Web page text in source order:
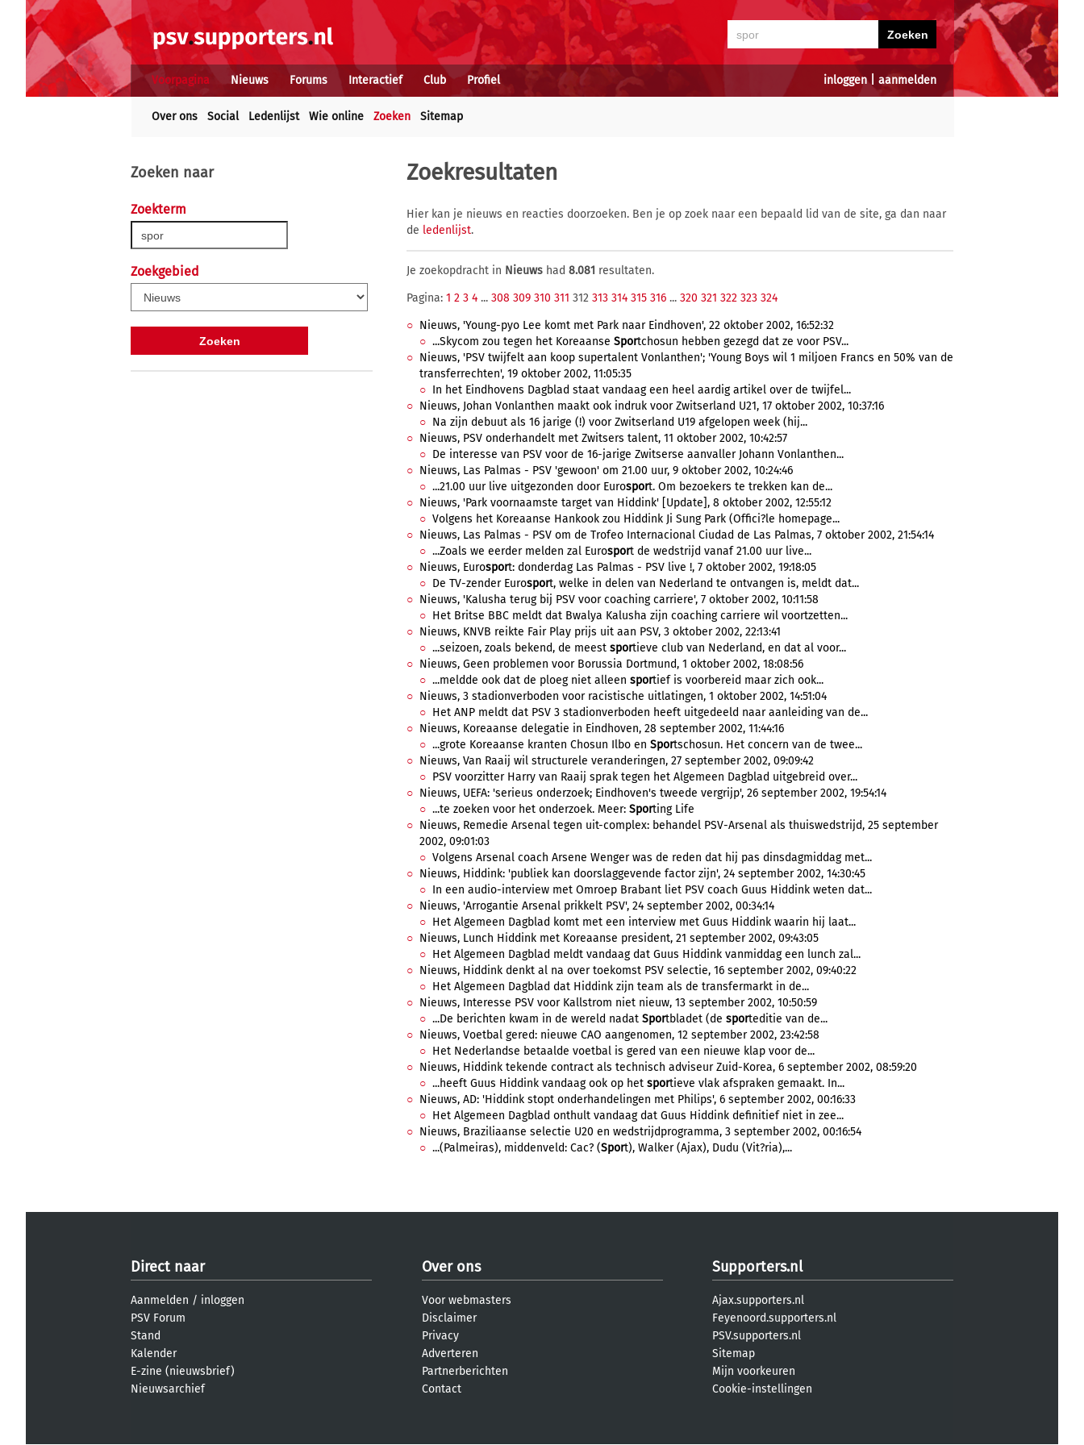
inloggen| aanmelden
Voorpagina Nieuws Forums Interactief Club Profiel
Over ons Social Ledenlijst Wie online Zoeken Sitemap
Zoeken naar
Zoekterm
Zoekgebied
Zoekresultaten
Hier kan je nieuws en reacties doorzoeken. Ben je op zoek naar een bepaald lid van de site, ga dan naar
de ledenlijst.
Je zoekopdracht in Nieuws had 8.081 resultaten.
Pagina: 1 2 3 4 ... 308 309 310 311 312 313 314 315 316 ... 320 321 322 323 324
Nieuws, 'Young-pyo Lee komt met Park naar Eindhoven', 22 oktober 2002, 16:52:32
...Skycom zou tegen het Koreaanse Sportchosun hebben gezegd dat ze voor PSV...
Nieuws, 'PSV twijfelt aan koop supertalent Vonlanthen'; 'Young Boys wil 1 miljoen Francs en 50% van de
transferrechten', 19 oktober 2002, 11:05:35
In het Eindhovens Dagblad staat vandaag een heel aardig artikel over de twijfel...
Nieuws, Johan Vonlanthen maakt ook indruk voor Zwitserland U21, 17 oktober 2002, 10:37:16
Na zijn debuut als 16 jarige (!) voor Zwitserland U19 afgelopen week (hij...
Nieuws, PSV onderhandelt met Zwitsers talent, 11 oktober 2002, 10:42:57
De interesse van PSV voor de 16-jarige Zwitserse aanvaller Johann Vonlanthen...
Nieuws, Las Palmas - PSV 'gewoon' om 21.00 uur, 9 oktober 2002, 10:24:46
...21.00 uur live uitgezonden door Eurosport. Om bezoekers te trekken kan de...
Nieuws, 'Park voornaamste target van Hiddink' [Update], 8 oktober 2002, 12:55:12
Volgens het Koreaanse Hankook zou Hiddink Ji Sung Park (Offici?le homepage...
Nieuws, Las Palmas - PSV om de Trofeo Internacional Ciudad de Las Palmas, 7 oktober 2002, 21:54:14
...Zoals we eerder melden zal Eurosport de wedstrijd vanaf 21.00 uur live...
Nieuws, Eurosport: donderdag Las Palmas - PSV live !, 7 oktober 2002, 19:18:05
De TV-zender Eurosport, welke in delen van Nederland te ontvangen is, meldt dat...
Nieuws, 'Kalusha terug bij PSV voor coaching carriere', 7 oktober 2002, 10:11:58
Het Britse BBC meldt dat Bwalya Kalusha zijn coaching carriere wil voortzetten...
Nieuws, KNVB reikte Fair Play prijs uit aan PSV, 3 oktober 2002, 22:13:41
...seizoen, zoals bekend, de meest sportieve club van Nederland, en dat al voor...
Nieuws, Geen problemen voor Borussia Dortmund, 1 oktober 2002, 18:08:56
...meldde ook dat de ploeg niet alleen sportief is voorbereid maar zich ook...
Nieuws, 3 stadionverboden voor racistische uitlatingen, 1 oktober 2002, 14:51:04
Het ANP meldt dat PSV 3 stadionverboden heeft uitgedeeld naar aanleiding van de...
Nieuws, Koreaanse delegatie in Eindhoven, 28 september 2002, 11:44:16
...grote Koreaanse kranten Chosun Ilbo en Sportschosun. Het concern van de twee...
Nieuws, Van Raaij wil structurele veranderingen, 27 september 2002, 09:09:42
PSV voorzitter Harry van Raaij sprak tegen het Algemeen Dagblad uitgebreid over...
Nieuws, UEFA: 'serieus onderzoek; Eindhoven's tweede vergrijp', 26 september 2002, 19:54:14
...te zoeken voor het onderzoek. Meer: Sporting Life
Nieuws, Remedie Arsenal tegen uit-complex: behandel PSV-Arsenal als thuiswedstrijd, 25 september
2002, 09:01:03
Volgens Arsenal coach Arsene Wenger was de reden dat hij pas dinsdagmiddag met...
Nieuws, Hiddink: 'publiek kan doorslaggevende factor zijn', 24 september 2002, 14:30:45
In een audio-interview met Omroep Brabant liet PSV coach Guus Hiddink weten dat...
Nieuws, 'Arrogantie Arsenal prikkelt PSV', 24 september 2002, 00:34:14
Het Algemeen Dagblad komt met een interview met Guus Hiddink waarin hij laat...
Nieuws, Lunch Hiddink met Koreaanse president, 21 september 2002, 09:43:05
Het Algemeen Dagblad meldt vandaag dat Guus Hiddink vanmiddag een lunch zal...
Nieuws, Hiddink denkt al na over toekomst PSV selectie, 16 september 2002, 09:40:22
Het Algemeen Dagblad dat Hiddink zijn team als de transfermarkt in de...
Nieuws, Interesse PSV voor Kallstrom niet nieuw, 13 september 2002, 10:50:59
...De berichten kwam in de wereld nadat Sportbladet (de sporteditie van de...
Nieuws, Voetbal gered: nieuwe CAO aangenomen, 12 september 2002, 23:42:58
Het Nederlandse betaalde voetbal is gered van een nieuwe klap voor de...
Nieuws, Hiddink tekende contract als technisch adviseur Zuid-Korea, 6 september 2002, 08:59:20
...heeft Guus Hiddink vandaag ook op het sportieve vlak afspraken gemaakt. In...
Nieuws, AD: 'Hiddink stopt onderhandelingen met Philips', 6 september 2002, 00:16:33
Het Algemeen Dagblad onthult vandaag dat Guus Hiddink definitief niet in zee...
Nieuws, Braziliaanse selectie U20 en wedstrijdprogramma, 3 september 2002, 00:16:54
...(Palmeiras), middenveld: Cac? (Sport), Walker (Ajax), Dudu (Vit?ria),...
Direct naar
Aanmelden / inloggen
PSV Forum
Stand
Kalender
E-zine (nieuwsbrief)
Nieuwsarchief
Over ons
Voor webmasters
Disclaimer
Privacy
Adverteren
Partnerberichten
Contact
Supporters.nl
Ajax.supporters.nl
Feyenoord.supporters.nl
PSV.supporters.nl
Sitemap
Mijn voorkeuren
Cookie-instellingen